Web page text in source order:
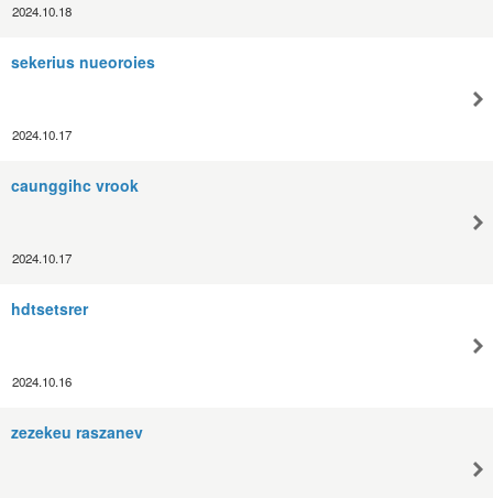
2024.10.18
sekerius nueoroies
2024.10.17
caunggihc vrook
2024.10.17
hdtsetsrer
2024.10.16
zezekeu raszanev